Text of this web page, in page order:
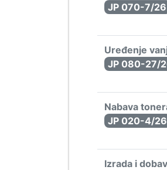
JP 070-7/26
Uređenje
JP 080-27/
Nabava
JP 020-4/26
Izrada i